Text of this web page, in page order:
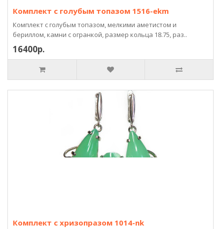
Комплект с голубым топазом 1516-ekm
Комплект с голубым топазом, мелкими аметистом и
бериллом, камни с огранкой, размер кольца 18.75, раз..
16400р.
Комплект с хризопразом 1014-nk